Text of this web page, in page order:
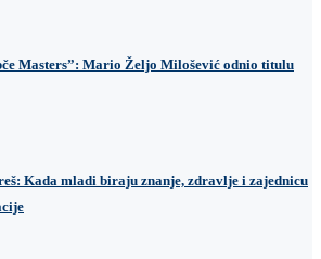
Masters”: Mario Željo Milošević odnio titulu
Kada mladi biraju znanje, zdravlje i zajednicu